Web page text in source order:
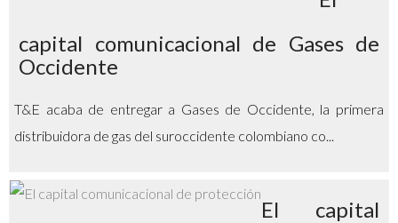
capital comunicacional de Gases de
Occidente
T&E acaba de entregar a Gases de Occidente, la primera
distribuidora de gas del suroccidente colombiano co...
El capital